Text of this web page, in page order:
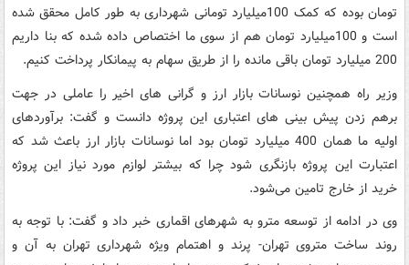
تومان بوده که کمک 100میلیارد تومانی شهرداری به طور کامل محقق شده
است و 100میلیارد تومان هم از سوی ما اختصاص داده شده که بنا داریم
200 میلیارد تومان باقی مانده را از طریق سهام به پیمانکار پرداخت کنیم.
وزیر راه همچنین نوسانات بازار ارز و گرانی های اخیر را عاملی در جهت
برهم زدن پیش بینی های اعتباری این پروژه دانست و گفت: برآوردهای
اولیه ما همان 400 میلیارد تومان بود اما نوسانات بازار ارز باعث شد که
اعتبارت این پروژه بازنگری شود چرا که بیشتر لوازم مورد نیاز این پروژه
خرید از خارج تامین می‌شود.
وی در ادامه از توسعه مترو به شهرهای اقماری خبر داد و گفت: با توجه به
روند ساخت متروی تهران- پرند و اهتمام ویژه شهرداری تهران به آن و